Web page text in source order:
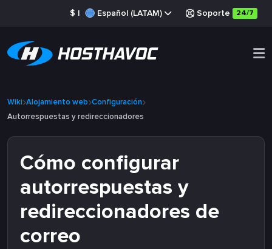
$ | Español (LATAM) Soporte 24/7
Wiki Alojamiento web Configuración
Autorrespuestas y redireccionadores
Cómo configurar
autorrespuestas y
redireccionadores de
correo